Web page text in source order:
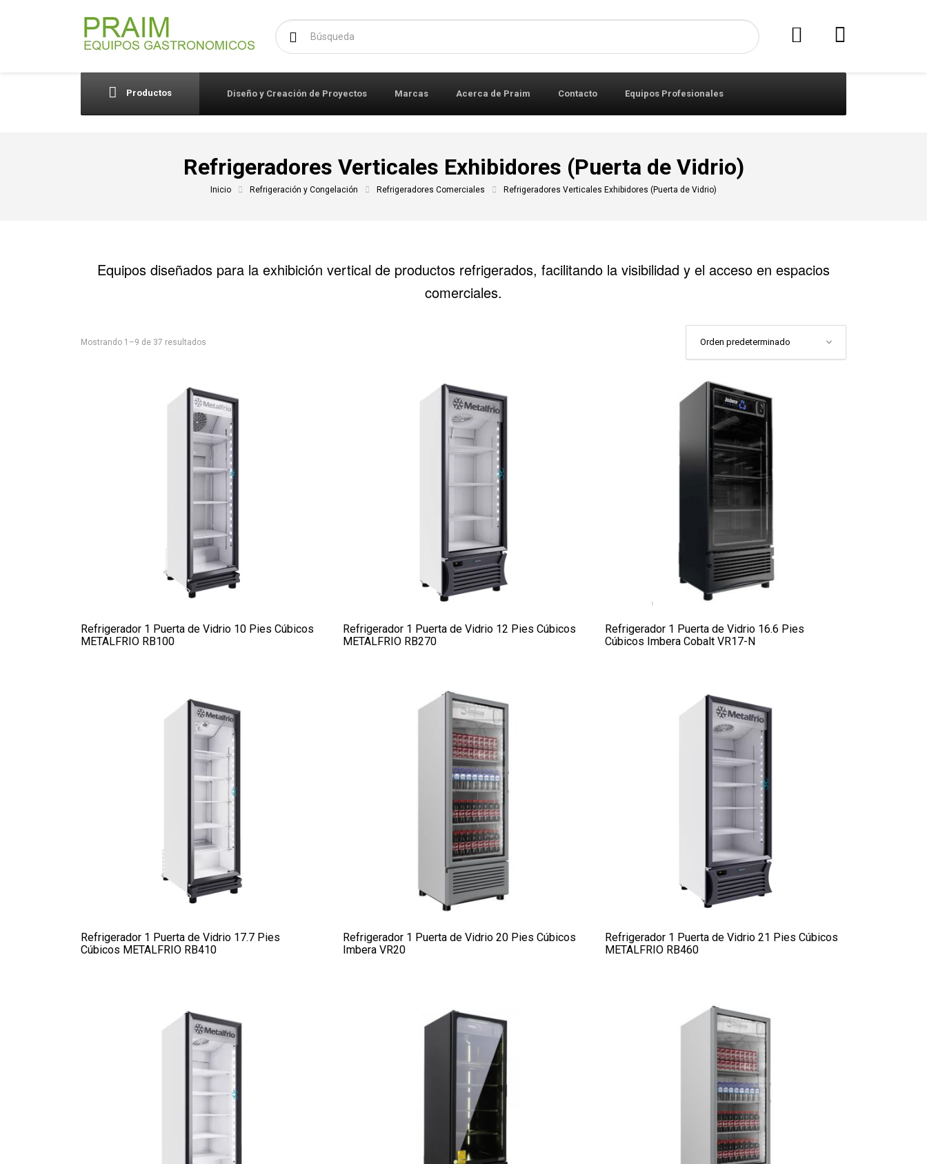
Buscar:
Productos Diseño y Creación de Proyectos Marcas Acerca de Praim Contacto Equipos Profesionales
Refrigeradores Verticales Exhibidores (Puerta de Vidrio)
Inicio Refrigeración y Congelación Refrigeradores Comerciales Refrigeradores Verticales Exhibidores (Puerta de Vidrio)
Equipos diseñados para la exhibición vertical de productos refrigerados, facilitando la visibilidad y el acceso en espacios
comerciales.
Mostrando 1–9 de 37 resultados
Refrigerador 1 Puerta de Vidrio 10 Pies Cúbicos
METALFRIO RB100
Refrigerador 1 Puerta de Vidrio 12 Pies Cúbicos
METALFRIO RB270
Refrigerador 1 Puerta de Vidrio 16.6 Pies
Cúbicos Imbera Cobalt VR17-N
Refrigerador 1 Puerta de Vidrio 17.7 Pies
Cúbicos METALFRIO RB410
Refrigerador 1 Puerta de Vidrio 20 Pies Cúbicos
Imbera VR20
Refrigerador 1 Puerta de Vidrio 21 Pies Cúbicos
METALFRIO RB460